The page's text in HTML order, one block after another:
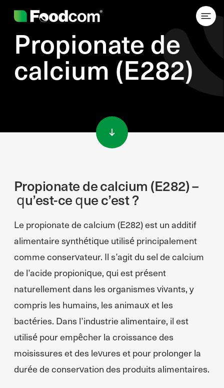
Propionate de
calcium (E282)
Propionate de calcium (E282) –
qu’est-ce que c’est ?
Le propionate de calcium (E282) est un additif
alimentaire synthétique utilisé principalement
comme conservateur. Il s’agit du sel de calcium
de l’acide propionique, qui est présent
naturellement dans les organismes vivants, y
compris les humains, les animaux et les
bactéries. Dans l’industrie alimentaire, il est
utilisé pour empêcher la croissance des
moisissures et des levures et pour prolonger la
durée de conservation des produits alimentaires.